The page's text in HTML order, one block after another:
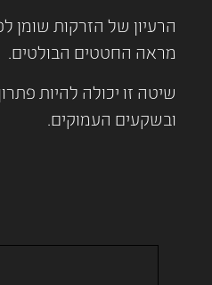
הרעיון של הזרקות
מראה החטטים הבולטים.
ובשקעים העמוקים.